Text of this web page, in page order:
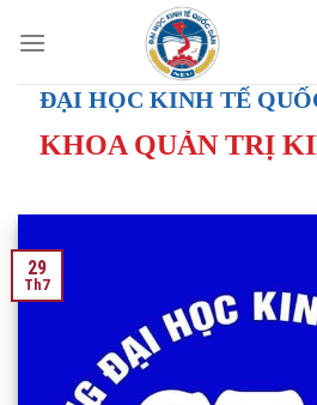
ĐẠI HỌC KINH TẾ
KHOA QUẢN TRỊ
29
Th7